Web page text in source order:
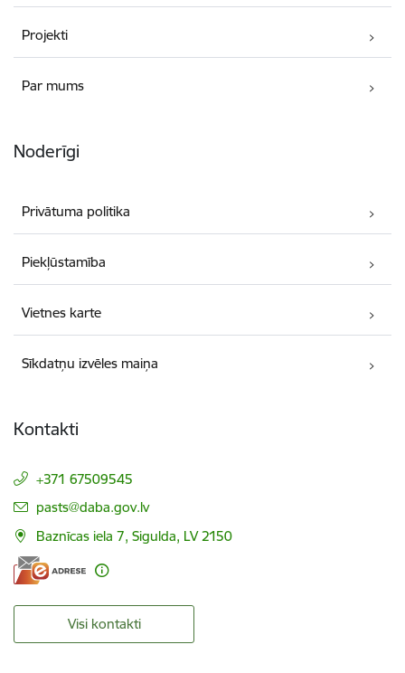
Projekti
Par mums
Noderīgi
Privātuma politika
Piekļūstamība
Vietnes karte
Sīkdatņu izvēles maiņa
Kontakti
+371 67509545
E-pasts:
pasts@daba.gov.lv
Baznīcas iela 7, Sigulda, LV 2150
Visi kontakti